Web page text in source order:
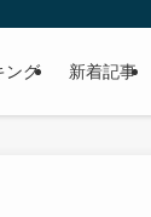
ング 新着記事